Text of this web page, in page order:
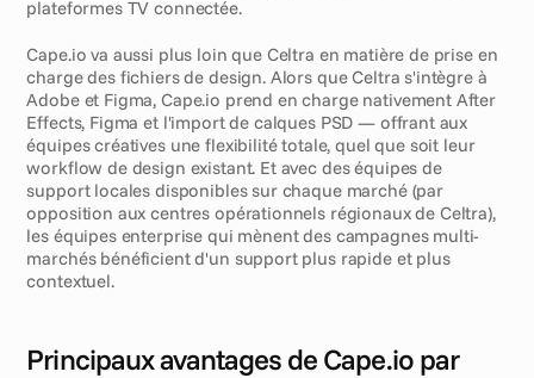
plateformes TV connectée.
Cape.io va aussi plus loin que Celtra en matière de prise en
charge des fichiers de design. Alors que Celtra s'intègre à
Adobe et Figma, Cape.io prend en charge nativement After
Effects, Figma et l'import de calques PSD — offrant aux
équipes créatives une flexibilité totale, quel que soit leur
workflow de design existant. Et avec des équipes de
support locales disponibles sur chaque marché (par
opposition aux centres opérationnels régionaux de Celtra),
les équipes enterprise qui mènent des campagnes multi-
marchés bénéficient d'un support plus rapide et plus
contextuel.
Principaux avantages de Cape.io par